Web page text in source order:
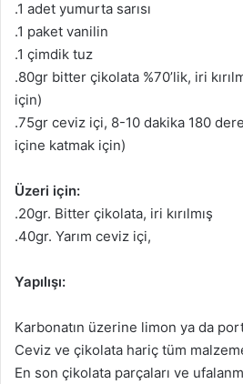
.1 adet yumurta sarısı
.1 paket vanilin
.1 çimdik tuz
.80gr bitter çikolata %70’lik, iri
için)
.75gr ceviz içi, 8-10 dakika 180
içine katmak için)
Üzeri için:
.20gr. Bitter çikolata, iri kırılmış
.40gr. Yarım ceviz içi,
Yapılışı:
Karbonatın üzerine limon ya da
Ceviz ve çikolata hariç tüm
En son çikolata parçaları ve